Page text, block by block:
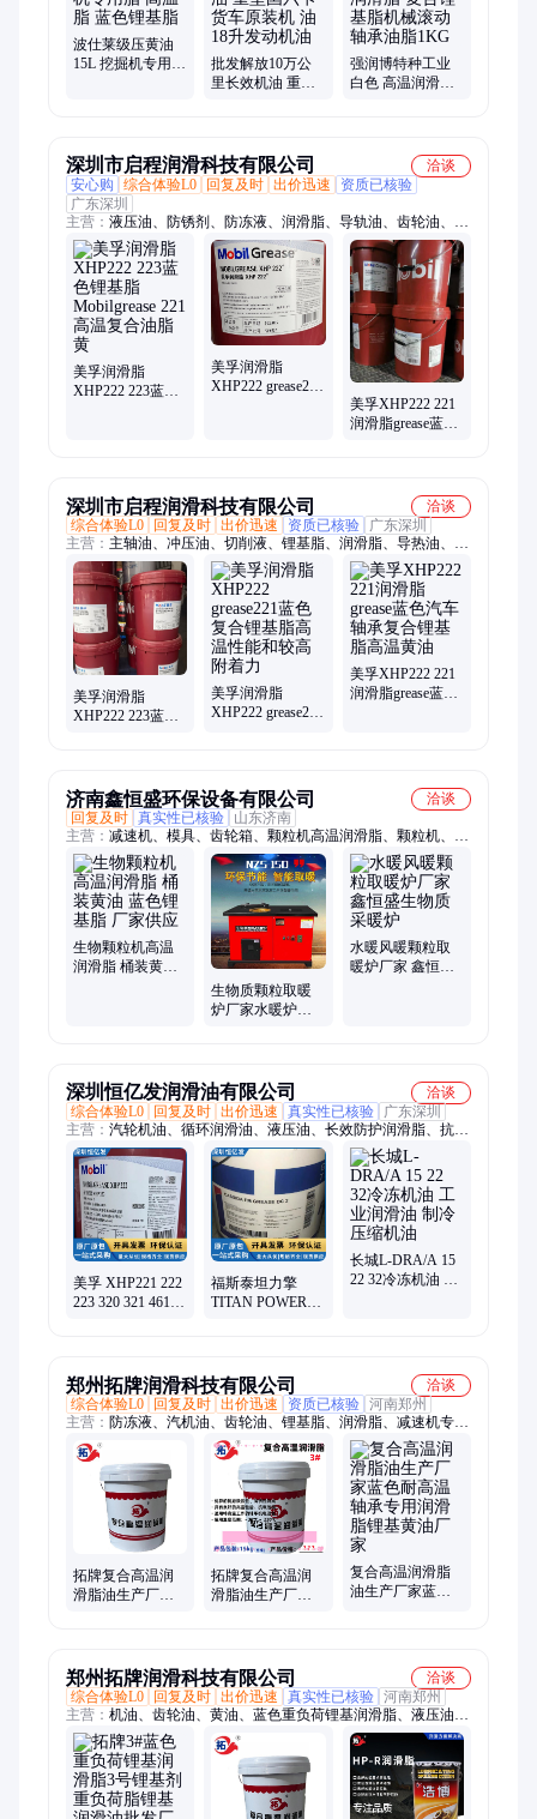
波仕莱级压黄油
15L 挖掘机专用脂
批发解放10万公
里长效机油 重型
强润博特种工业
白色 高温润滑脂
深圳市启程润滑科技有限公司
洽谈
安心购
综合体验L0 回复及时 出价迅速
资质已核验
广东深圳
主营： 液压油、防锈剂、防冻液、润滑脂、导轨油、齿轮油、切
削油、防锈油、减震器油、循环系统、汽轮机油、冲钻机油、涡
轮机油、绿色冷却液、齿轮润滑油、电气绝缘油、高温链条油、
高温电机轴承、低油雾切削液、柴油发动机油、减速机润滑油、
全合成冷冻机油、空压机压缩机油、食品级冷冻机油
美孚润滑脂
XHP222 223蓝色
美孚润滑脂
XHP222 grease221
美孚XHP222 221
润滑脂grease蓝色
深圳市启程润滑科技有限公司
洽谈
综合体验L0
回复及时 出价迅速 资质已核验
广东深圳
主营： 主轴油、冲压油、切削液、锂基脂、润滑脂、导热油、合
成油、传热油、机械油、液压油、变速箱、高压泵、齿轮油、传
动液、锭子油、润滑油、清洗剂、防锈油、冷却液、防锈剂、防
冻液、导轨油、切削油、循环系统、汽轮机油
美孚润滑脂
XHP222 223蓝色
美孚润滑脂
XHP222 grease221
美孚XHP222 221
润滑脂grease蓝色
济南鑫恒盛环保设备有限公司
洽谈
回复及时 真实性已核验
山东济南
主营： 减速机、模具、齿轮箱、颗粒机高温润滑脂、颗粒机、减
速机齿轮、取暖炉、减速机配件、水暖炉、颗粒机减速机、颗粒
机配件、560颗粒机、颗粒机齿轮箱、环模、压辊、压轮总成、
压辊皮、轴承、生物质壁炉、罗茨风机、环保设备、焊烟除尘、
燃烧机、采暖炉、塔机配件
生物颗粒机高温
润滑脂 桶装黄油
生物质颗粒取暖
炉厂家水暖炉风
水暖风暖颗粒取
暖炉厂家 鑫恒盛
深圳恒亿发润滑油有限公司
洽谈
综合体验L0
回复及时 出价迅速 真实性已核验
广东深圳
主营： 汽轮机油、循环润滑油、液压油、长效防护润滑脂、抗磨
润滑脂、工业润滑脂、极压润滑脂、船舶用油、导轨油、导热
油、工业齿轮油、气缸润滑油、抗氧化润滑油、长效防护润滑
油、变压器润滑油、绝缘冷却油、抗磨液压油、长效液压油、低
温抗磨液压油、耐低温液压油、工业液压润滑油、高性能液压
油、车辆齿轮油、环保型变压器油、高温开式齿轮油
美孚 XHP221 222
223 320 321 461
福斯泰坦力擎
TITAN POWER
长城L-DRA/A 15
22 32冷冻机油 工
郑州拓牌润滑科技有限公司
洽谈
综合体验L0
回复及时 出价迅速 资质已核验 河南郑州
主营： 防冻液、汽机油、齿轮油、锂基脂、润滑脂、减速机专用
脂、机床导轨油脂、制动液、润滑油、方向机油、真空泵油、液
压导轨油、抗磨液压油、工业防锈油、多效工具油、防锈乳化
油、传动液压油、发动机冷却液、汽油机专用油、螺杆空压机
油、手动变速箱油、机械润滑黄油、空气压缩机油、汽油发动机
拓牌复合高温润
滑脂油生产厂家
拓牌复合高温润
滑脂油生产厂家
复合高温润滑脂
油生产厂家蓝色
郑州拓牌润滑科技有限公司
洽谈
综合体验L0
回复及时 出价迅速 真实性已核验 河南郑州
主营： 机油、齿轮油、黄油、蓝色重负荷锂基润滑脂、液压油、
切削液、防冻液